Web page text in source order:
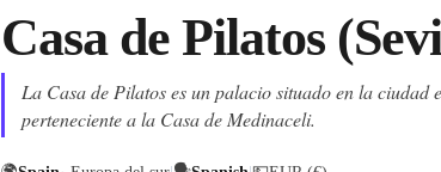
Casa de Pilatos
La Casa de Pilatos es un palacio situado en la ciudad
perteneciente a la Casa de Medinaceli.